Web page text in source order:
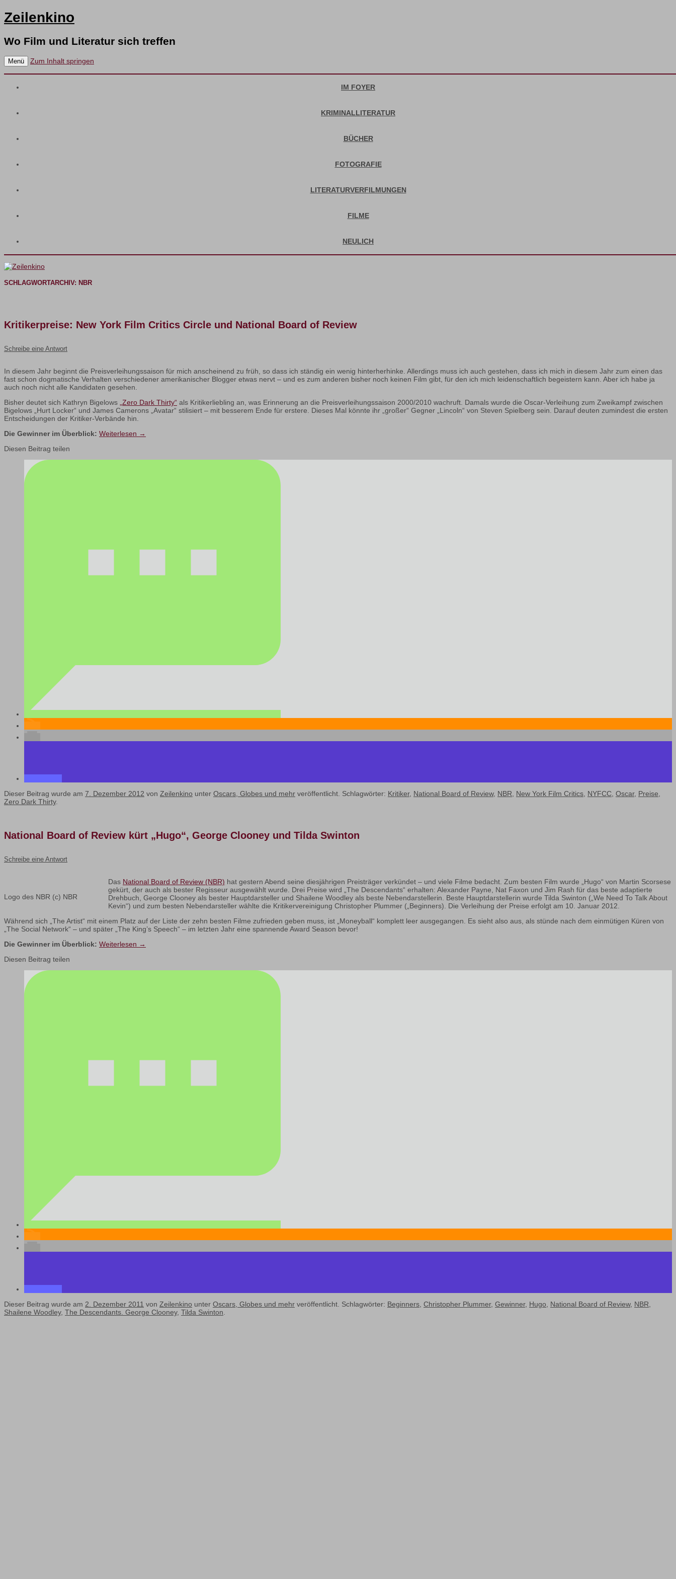
Zeilenkino
Wo Film und Literatur sich treffen
Menü Zum Inhalt springen
IM FOYER
KRIMINALLITERATUR
BÜCHER
FOTOGRAFIE
LITERATURVERFILMUNGEN
FILME
NEULICH
SCHLAGWORTARCHIV: NBR
Kritikerpreise: New York Film Critics Circle und National Board of Review
Schreibe eine Antwort
In diesem Jahr beginnt die Preisverleihungssaison für mich anscheinend zu früh, so dass ich ständig ein wenig hinterherhinke. Allerdings muss ich auch gestehen, dass ich mich in diesem Jahr zum einen das
fast schon dogmatische Verhalten verschiedener amerikanischer Blogger etwas nervt – und es zum anderen bisher noch keinen Film gibt, für den ich mich leidenschaftlich begeistern kann. Aber ich habe ja
auch noch nicht alle Kandidaten gesehen.
Bisher deutet sich Kathryn Bigelows „Zero Dark Thirty“ als Kritikerliebling an, was Erinnerung an die Preisverleihungssaison 2000/2010 wachruft. Damals wurde die Oscar-Verleihung zum Zweikampf zwischen
Bigelows „Hurt Locker“ und James Camerons „Avatar“ stilisiert – mit besserem Ende für erstere. Dieses Mal könnte ihr „großer“ Gegner „Lincoln“ von Steven Spielberg sein. Darauf deuten zumindest die ersten
Entscheidungen der Kritiker-Verbände hin.
Die Gewinner im Überblick: Weiterlesen →
Diesen Beitrag teilen
Dieser Beitrag wurde am 7. Dezember 2012 von Zeilenkino unter Oscars, Globes und mehr veröffentlicht. Schlagwörter: Kritiker, National Board of Review, NBR, New York Film Critics, NYFCC, Oscar, Preise,
Zero Dark Thirty.
National Board of Review kürt „Hugo“, George Clooney und Tilda Swinton
Schreibe eine Antwort
Logo des NBR (c) NBR
Das National Board of Review (NBR) hat gestern Abend seine diesjährigen Preisträger verkündet – und viele Filme bedacht. Zum besten Film wurde „Hugo“ von Martin Scorsese
gekürt, der auch als bester Regisseur ausgewählt wurde. Drei Preise wird „The Descendants“ erhalten: Alexander Payne, Nat Faxon und Jim Rash für das beste adaptierte
Drehbuch, George Clooney als bester Hauptdarsteller und Shailene Woodley als beste Nebendarstellerin. Beste Hauptdarstellerin wurde Tilda Swinton („We Need To Talk About
Kevin“) und zum besten Nebendarsteller wählte die Kritikervereinigung Christopher Plummer („Beginners). Die Verleihung der Preise erfolgt am 10. Januar 2012.
Während sich „The Artist“ mit einem Platz auf der Liste der zehn besten Filme zufrieden geben muss, ist „Moneyball“ komplett leer ausgegangen. Es sieht also aus, als stünde nach dem einmütigen Küren von
„The Social Network“ – und später „The King’s Speech“ – im letzten Jahr eine spannende Award Season bevor!
Die Gewinner im Überblick: Weiterlesen →
Diesen Beitrag teilen
Dieser Beitrag wurde am 2. Dezember 2011 von Zeilenkino unter Oscars, Globes und mehr veröffentlicht. Schlagwörter: Beginners, Christopher Plummer, Gewinner, Hugo, National Board of Review, NBR,
Shailene Woodley, The Descendants. George Clooney, Tilda Swinton.